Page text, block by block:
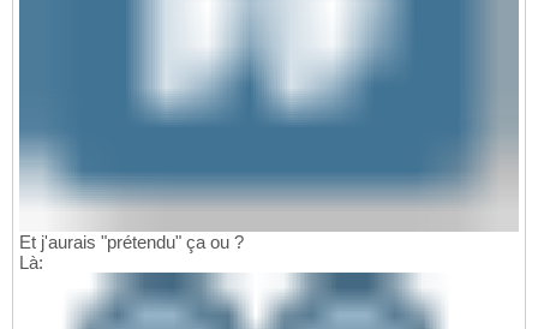
Et j'aurais "prétendu" ça ou ?
Là: